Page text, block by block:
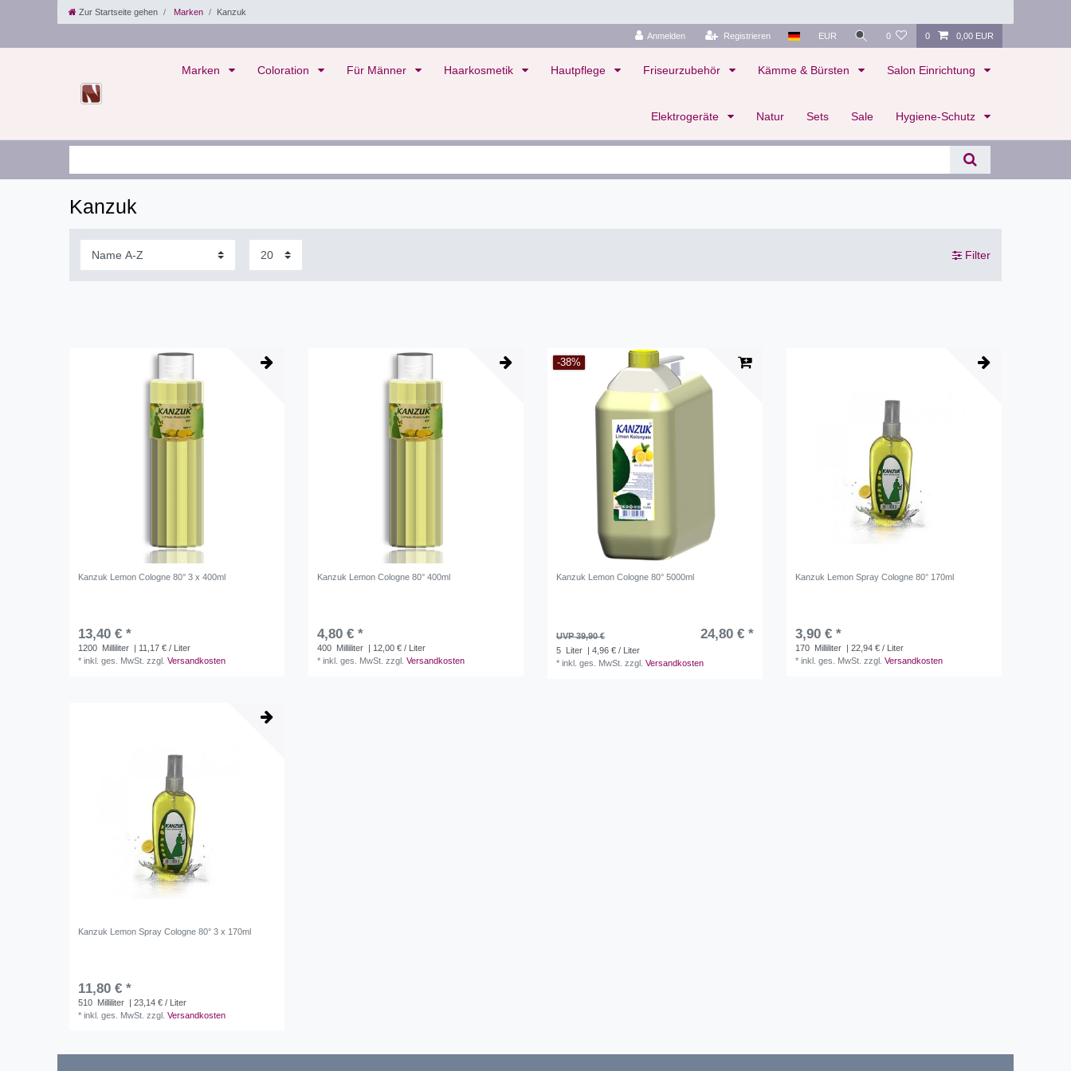
Zur Startseite gehen Marken Kanzuk
Anmelden Registrieren EUR 0 0 0,00 EUR
Marken Coloration Für Männer Haarkosmetik Hautpflege Friseurzubehör Kämme & Bürsten Salon Einrichtung
Elektrogeräte Natur Sets Sale Hygiene-Schutz
Kanzuk
Filter
Kanzuk Lemon Cologne 80° 3 x 400ml
13,40 € *
1200 Milliliter
| 11,17 € / Liter
*inkl. ges. MwSt. zzgl.Versandkosten
Kanzuk Lemon Cologne 80° 400ml
4,80 € *
400 Milliliter
| 12,00 € / Liter
*inkl. ges. MwSt. zzgl.Versandkosten
-38%
Kanzuk Lemon Cologne 80° 5000ml
UVP 39,90 € 24,80 € *
5 Liter
| 4,96 € / Liter
*inkl. ges. MwSt. zzgl.Versandkosten
Kanzuk Lemon Spray Cologne 80° 170ml
3,90 € *
170 Milliliter
| 22,94 € / Liter
*inkl. ges. MwSt. zzgl.Versandkosten
Kanzuk Lemon Spray Cologne 80° 3 x 170ml
11,80 € *
510 Milliliter | 23,14 € / Liter
*inkl. ges. MwSt. zzgl.Versandkosten